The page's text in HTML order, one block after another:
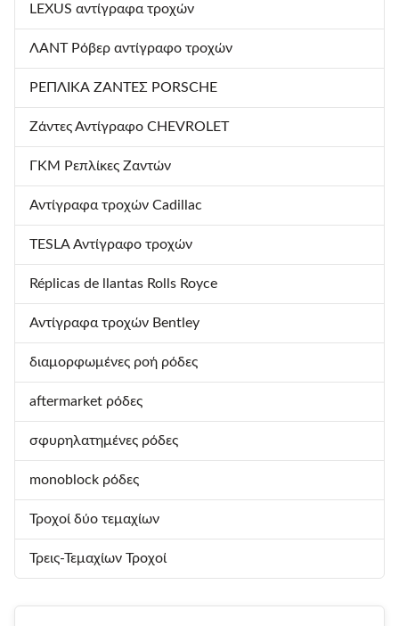
LEXUS αντίγραφα τροχών
ΛΑΝΤ Ρόβερ αντίγραφο τροχών
ΡΕΠΛΙΚΑ ΖΑΝΤΕΣ PORSCHE
Ζάντες Αντίγραφο CHEVROLET
ΓΚΜ Ρεπλίκες Ζαντών
Αντίγραφα τροχών Cadillac
TESLA Αντίγραφο τροχών
Réplicas de llantas Rolls Royce
Αντίγραφα τροχών Bentley
διαμορφωμένες ροή ρόδες
aftermarket ρόδες
σφυρηλατημένες ρόδες
monoblock ρόδες
Τροχοί δύο τεμαχίων
Τρεις-Τεμαχίων Τροχοί